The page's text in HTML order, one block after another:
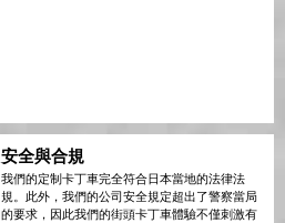
安全與合規
我們的定制卡丁車完全符合日本當地的法律法
規。此外，我們的公司安全規定超出了警察當局
的要求，因此我們的街頭卡丁車體驗不僅刺激有